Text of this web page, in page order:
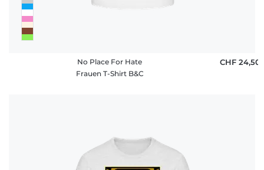
No Place For Hate
Frauen T-Shirt B&C
CHF 24,50